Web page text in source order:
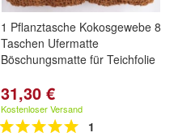
1 Pflanztasche Kokosgewebe 8
Taschen Ufermatte
Böschungsmatte für Teichfolie
31,30 €
Kostenloser Versand
1